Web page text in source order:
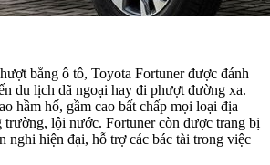
bằng ô tô, Toyota Fortuner được đánh
du lịch dã ngoại hay đi phượt đường xa.
hầm hố, gầm cao bất chấp mọi loại địa
lội nước. Fortuner còn được trang bị
nghi hiện đại, hỗ trợ các bác tài trong việc